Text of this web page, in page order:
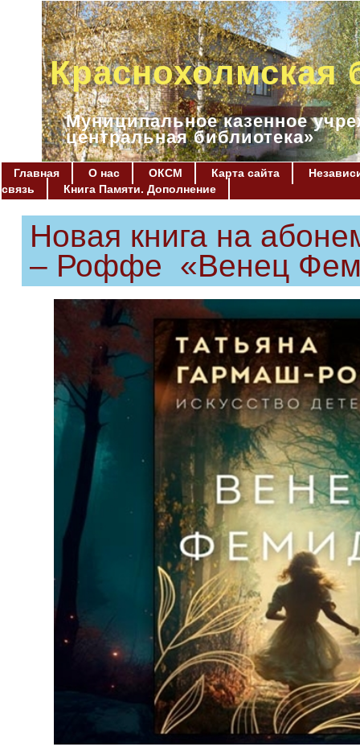
Краснохолмская
Муниципальное казенное
центральная библиотека»
Главная О нас ОКСМ Карта сайта
связь
Книга Памяти. Дополнение
Новая книга на
– Роффе «Венец